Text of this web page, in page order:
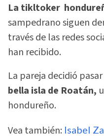
La tikltoker
sampedrano siguen
través de las redes
han recibido.
La pareja decidió
bella isla de Roatán,
hondureño.
Vea también: Isabel